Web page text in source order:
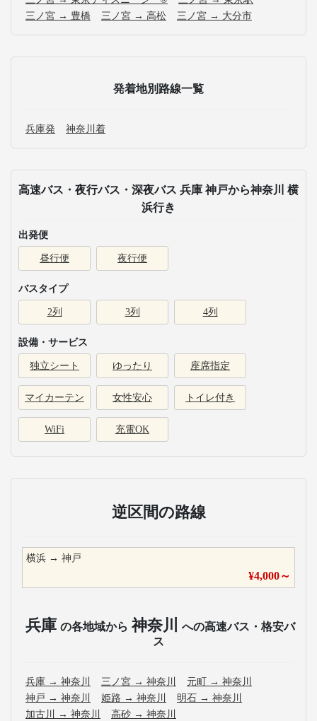
三ノ宮 → 豊橋
三ノ宮 → 高松 三ノ宮 → 大分市
発着地別路線一覧
兵庫発 神奈川着
高速バス・夜行バス・深夜バス 兵庫 神戸から神奈川 横
浜行き
出発便
昼行便 夜行便
バスタイプ
2列 3列 4列
設備・サービス
独立シート ゆったり 座席指定
マイカーテン 女性安心 トイレ付き
WiFi 充電OK
逆区間の路線
横浜 → 神戸
¥4,000～
兵庫 の各地域から 神奈川
への高速バス・格安バ
ス
兵庫 → 神奈川 三ノ宮 → 神奈川 元町 → 神奈川
神戸 → 神奈川 姫路 → 神奈川 明石 → 神奈川
加古川
→ 神奈川 高砂 → 神奈川